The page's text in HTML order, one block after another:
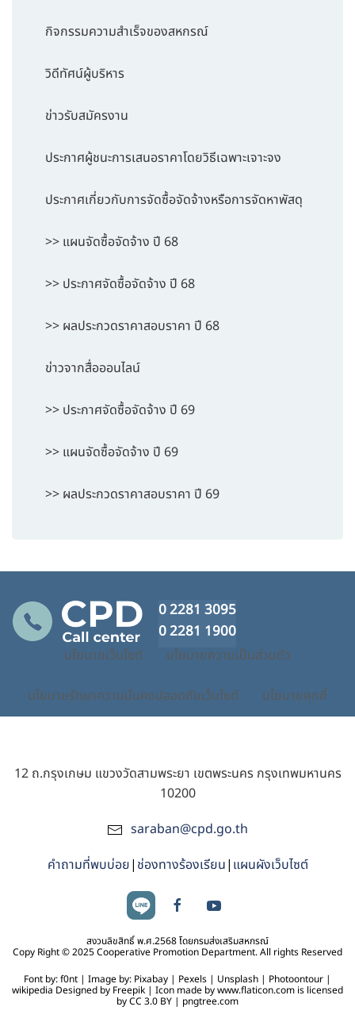
กิจกรรมความสำเร็จของสหกรณ์
วิดีทัศน์ผู้บริหาร
ข่าวรับสมัครงาน
ประกาศผู้ชนะการเสนอราคาโดยวิธีเฉพาะเจาะจง
ประกาศเกี่ยวกับการจัดซื้อจัดจ้างหรือการจัดหาพัสดุ
>> แผนจัดซื้อจัดจ้าง ปี 68
>> ประกาศจัดซื้อจัดจ้าง ปี 68
>> ผลประกวดราคาสอบราคา ปี 68
ข่าวจากสื่อออนไลน์
>> ประกาศจัดซื้อจัดจ้าง ปี 69
>> แผนจัดซื้อจัดจ้าง ปี 69
>> ผลประกวดราคาสอบราคา ปี 69
0 2281 3095
0 2281 1900
นโยบายเว็บไซต์ นโยบายความเป็นส่วนตัว
นโยบายรักษาความมั่นคงปลอดภัยเว็บไซต์ นโยบายคุกกี้
12 ถ.กรุงเกษม แขวงวัดสามพระยา เขตพระนคร กรุงเทพมหานคร
10200
saraban@cpd.go.th
คำถามที่พบบ่อย| ช่องทางร้องเรียน| แผนผังเว็บไซต์
สงวนลิขสิทธิ์ พ.ศ.2568 โดยกรมส่งเสริมสหกรณ์
Copy Right © 2025 Cooperative Promotion Department. All rights Reserved
Font by: f0nt | Image by: Pixabay | Pexels | Unsplash | Photoontour |
wikipedia Designed by Freepik | Icon made by www.flaticon.com is licensed
by CC 3.0 BY | pngtree.com